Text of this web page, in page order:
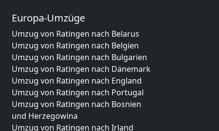
Europa-Umzüge
Umzug von Ratingen nach Belarus
Umzug von Ratingen nach Belgien
Umzug von Ratingen nach Bulgarien
Umzug von Ratingen nach Dänemark
Umzug von Ratingen nach England
Umzug von Ratingen nach Portugal
Umzug von Ratingen nach Bosnien
und Herzegowina
Umzug von Ratingen nach Irland